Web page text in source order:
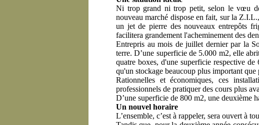
Ni trop grand ni trop petit, selon le vœu
nouveau marché dispose en fait, sur la
un jet de pierre des nouveaux entrepôts
facilitera grandement l'acheminement des
Entrepris au mois de juillet dernier par la
terre. D’une superficie de 5.000 m2, elle
quatre boxes, d'une superficie respective
qu'un stockage beaucoup plus important que
Rationnelles et économiques, ces
professionnels de pratiquer des cours plus
D’une superficie de 800 m2, une deuxième
Un nouvel horaire
L’ensemble, c’est à rappeler, sera ouvert à